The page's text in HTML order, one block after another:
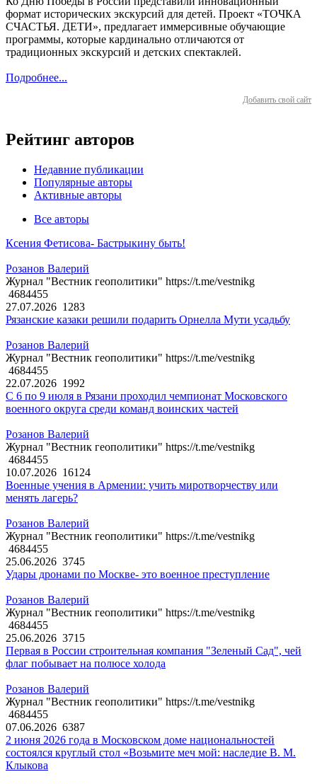
формат исторических экскурсий для детей. Проект «ТОЧКА
СЧАСТЬЯ. ДЕТИ», предлагает иммерсивные обучающие
программы, которые кардинально отличаются от
традиционных экскурсий и детских спектаклей.
Подробнее...
Добавить свой сайт
Рейтинг авторов
Недавние публикации
Популярные авторы
Активные авторы
Все авторы
Ксения Фетисова- Бастрыкину быть!
Розанов Валерий
Журнал "Вестник геополитики" https://t.me/vestnikg
4684455
27.07.2026 1283
Рязанские казаки решили подарить Орнелла Мути усадьбу
Розанов Валерий
Журнал "Вестник геополитики" https://t.me/vestnikg
4684455
22.07.2026 1992
С 6 по 9 июля в Рязани проходил чемпионат Московского
военного округа среди команд воинских частей
Розанов Валерий
Журнал "Вестник геополитики" https://t.me/vestnikg
4684455
10.07.2026 16124
Военные учения в Армении: учить миротворчеству или
менять лагерь?
Розанов Валерий
Журнал "Вестник геополитики" https://t.me/vestnikg
4684455
25.06.2026 3745
Удары дронами по Москве- это военное преступление
Розанов Валерий
Журнал "Вестник геополитики" https://t.me/vestnikg
4684455
25.06.2026 3715
Первая в России строительная компания "Зеленый Сад", чей
флаг побывает на полюсе холода
Розанов Валерий
Журнал "Вестник геополитики" https://t.me/vestnikg
4684455
07.06.2026 6387
2 июня 2026 года в Московском доме национальностей
состоялся круглый стол «Возьмите меч мой: наследие В. М.
Клыкова